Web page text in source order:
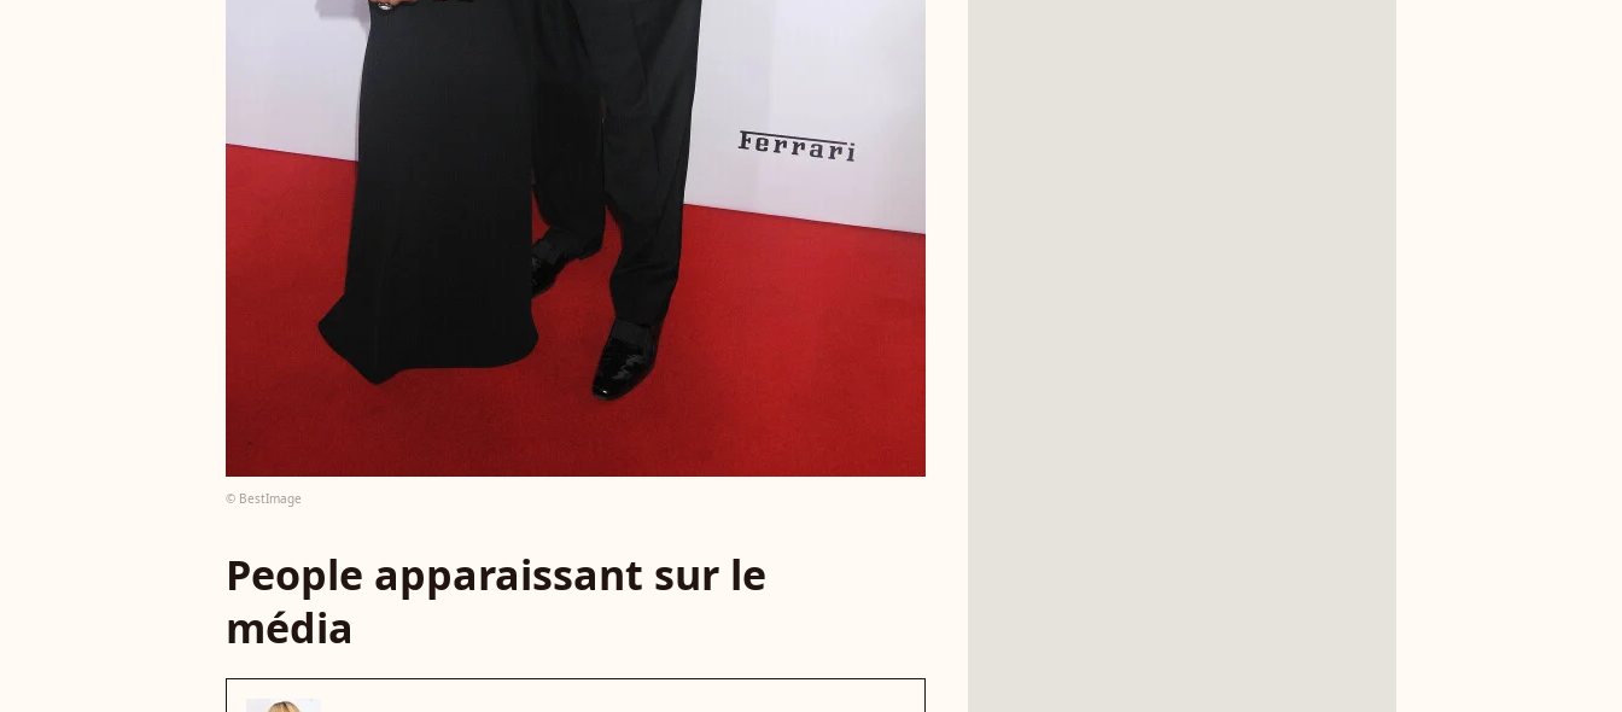
© BestImage
People apparaissant sur le
média